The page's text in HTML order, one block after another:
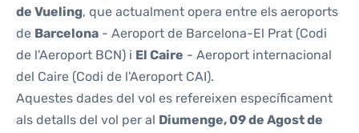
de Vueling, que actualment opera entre els aeroports
de Barcelona - Aeroport de Barcelona-El Prat (Codi
de l'Aeroport BCN) i El Caire - Aeroport internacional
del Caire (Codi de l'Aeroport CAI).
Aquestes dades del vol es refereixen específicament
als detalls del vol per al Diumenge, 09 de Agost de